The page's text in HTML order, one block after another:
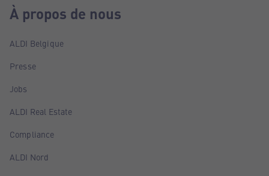
À propos de nous
ALDI Belgique
Presse
Jobs
ALDI Real Estate
Compliance
ALDI Nord